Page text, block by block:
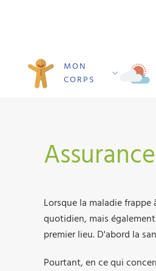
MON
CORPS
Lorsque la maladie
quotidien, mais
premier lieu. D'abord la
Pourtant, en ce qui